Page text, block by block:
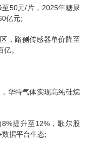
50元/片，2025年糖尿
亿元;
，路侧传感器单价降至
。
华特气体实现高纯硅烷
提升至12%，歌尔股
据平台生态;